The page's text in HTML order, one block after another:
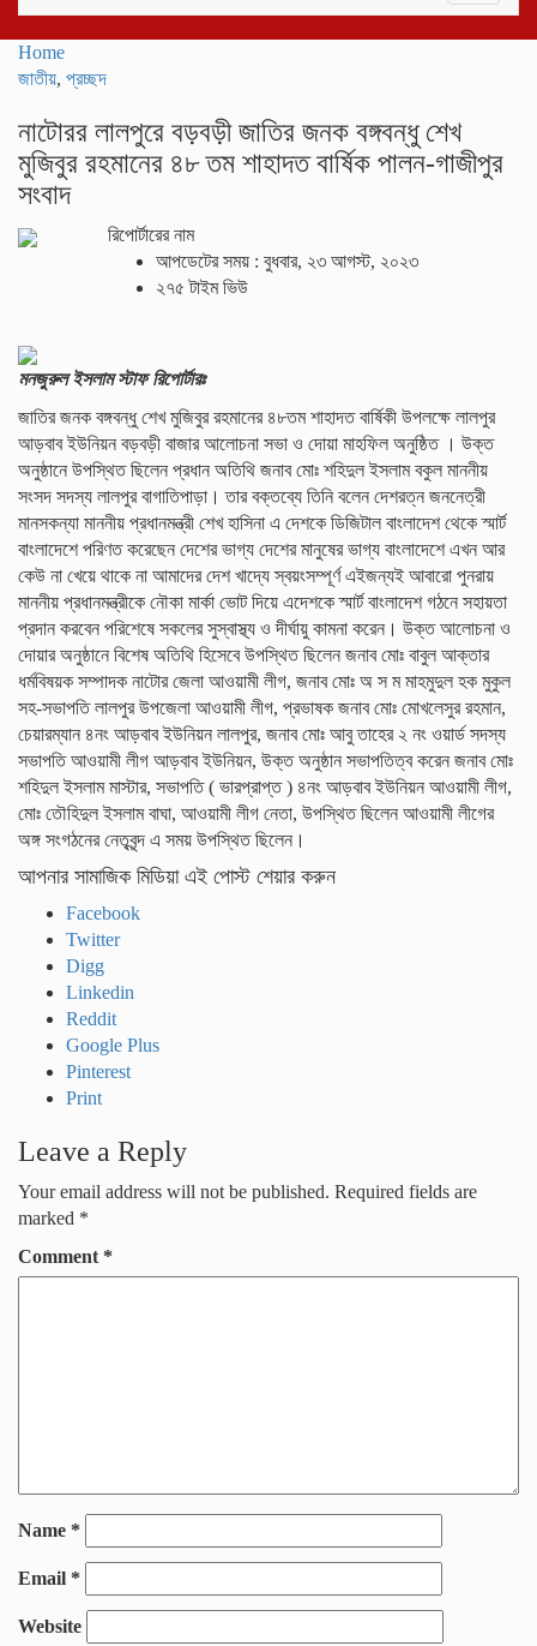
Home
জাতীয়, প্রচ্ছদ
নাটোরর লালপুরে বড়বড়ী জাতির জনক বঙ্গবন্ধু শেখ
মুজিবুর রহমানের ৪৮ তম শাহাদত বার্ষিক পালন-গাজীপুর
সংবাদ
রিপোর্টারের নাম
আপডেটের সময় : বুধবার, ২৩ আগস্ট, ২০২৩
২৭৫ টাইম ভিউ
মনজুরুল ইসলাম স্টাফ রিপোর্টারঃ
জাতির জনক বঙ্গবন্ধু শেখ মুজিবুর রহমানের ৪৮তম শাহাদত বার্ষিকী উপলক্ষে লালপুর
আড়বাব ইউনিয়ন বড়বড়ী বাজার আলোচনা সভা ও দোয়া মাহফিল অনুষ্ঠিত । উক্ত
অনুষ্ঠানে উপস্থিত ছিলেন প্রধান অতিথি জনাব মোঃ শহিদুল ইসলাম বকুল মাননীয়
সংসদ সদস্য লালপুর বাগাতিপাড়া। তার বক্তব্যে তিনি বলেন দেশরত্ন জননেত্রী
মানসকন্যা মাননীয় প্রধানমন্ত্রী শেখ হাসিনা এ দেশকে ডিজিটাল বাংলাদেশ থেকে স্মার্ট
বাংলাদেশে পরিণত করেছেন দেশের ভাগ্য দেশের মানুষের ভাগ্য বাংলাদেশে এখন আর
কেউ না খেয়ে থাকে না আমাদের দেশ খাদ্যে স্বয়ংসম্পূর্ণ এইজন্যই আবারো পুনরায়
মাননীয় প্রধানমন্ত্রীকে নৌকা মার্কা ভোট দিয়ে এদেশকে স্মার্ট বাংলাদেশ গঠনে সহায়তা
প্রদান করবেন পরিশেষে সকলের সুস্বাস্থ্য ও দীর্ঘায়ু কামনা করেন। উক্ত আলোচনা ও
দোয়ার অনুষ্ঠানে বিশেষ অতিথি হিসেবে উপস্থিত ছিলেন জনাব মোঃ বাবুল আক্তার
ধর্মবিষয়ক সম্পাদক নাটোর জেলা আওয়ামী লীগ, জনাব মোঃ অ স ম মাহমুদুল হক মুকুল
সহ-সভাপতি লালপুর উপজেলা আওয়ামী লীগ, প্রভাষক জনাব মোঃ মোখলেসুর রহমান,
চেয়ারম্যান ৪নং আড়বাব ইউনিয়ন লালপুর, জনাব মোঃ আবু তাহের ২ নং ওয়ার্ড সদস্য
সভাপতি আওয়ামী লীগ আড়বাব ইউনিয়ন, উক্ত অনুষ্ঠান সভাপতিত্ব করেন জনাব মোঃ
শহিদুল ইসলাম মাস্টার, সভাপতি ( ভারপ্রাপ্ত ) ৪নং আড়বাব ইউনিয়ন আওয়ামী লীগ,
মোঃ তৌহিদুল ইসলাম বাঘা, আওয়ামী লীগ নেতা, উপস্থিত ছিলেন আওয়ামী লীগের
অঙ্গ সংগঠনের নেতৃবৃন্দ এ সময় উপস্থিত ছিলেন।
আপনার সামাজিক মিডিয়া এই পোস্ট শেয়ার করুন
Facebook
Twitter
Digg
Linkedin
Reddit
Google Plus
Pinterest
Print
Leave a Reply
Your email address will not be published. Required fields are
marked *
Comment *
Name *
Email *
Website